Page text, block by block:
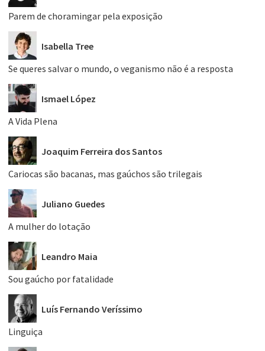
Parem de choramingar pela exposição
Isabella Tree
Se queres salvar o mundo, o veganismo não é a resposta
Ismael López
A Vida Plena
Joaquim Ferreira dos Santos
Cariocas são bacanas, mas gaúchos são trilegais
Juliano Guedes
A mulher do lotação
Leandro Maia
Sou gaúcho por fatalidade
Luís Fernando Veríssimo
Linguiça